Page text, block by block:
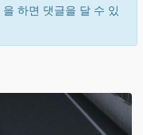
을 하면 댓글을 달 수 있